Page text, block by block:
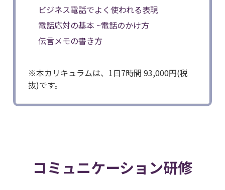
ビジネス電話でよく使われる表現
電話応対の基本 ~電話のかけ方
伝言メモの書き方
※本カリキュラムは、1日7時間 93,000円(税
抜)です。
コミュニケーション研修